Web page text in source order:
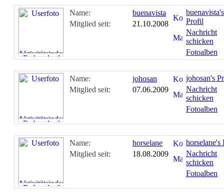
Name:
buenavista
Mitglied seit:
21.10.2008
buenavista's
Profil
Nachricht
schicken
Fotoalben
Name:
johosan
Mitglied seit:
07.06.2009
johosan's
Nachricht
schicken
Fotoalben
Name:
horselane
Mitglied seit:
18.08.2009
horselane's
Nachricht
schicken
Fotoalben